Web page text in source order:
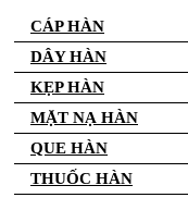
CÁP HÀN
DÂY HÀN
KẸP HÀN
MẶT NẠ HÀN
QUE HÀN
THUỐC HÀN